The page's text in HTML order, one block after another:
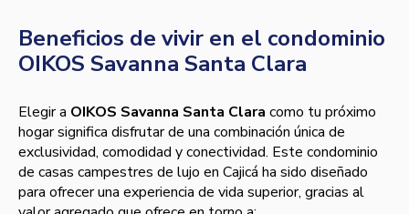
Beneficios de vivir en el condominio
OIKOS Savanna Santa Clara
Elegir a OIKOS Savanna Santa Clara como tu próximo
hogar significa disfrutar de una combinación única de
exclusividad, comodidad y conectividad. Este condominio
de casas campestres de lujo en Cajicá ha sido diseñado
para ofrecer una experiencia de vida superior, gracias al